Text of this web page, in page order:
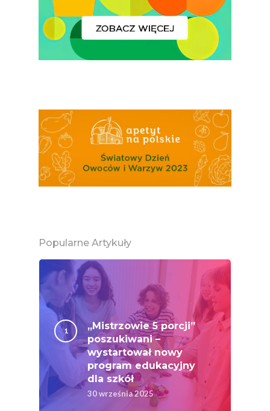
Popularne Artykuły
„Mistrzowie 5 porcji”
poszukiwani –
wystartował nowy
program edukacyjny
dla szkół
30 września 2025